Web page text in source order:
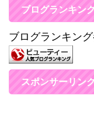
ブログランキン
ブログランキング
スポンサーリンク